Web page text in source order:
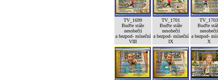
TV_1699
Buďte stále
nesobečtí
a bezpod- míneční
VIII
TV_1701
Buďte stále
nesobečtí
a bezpod- míneční
IX
TV_1703
Buďte
nesobečtí
a bezpod-
X